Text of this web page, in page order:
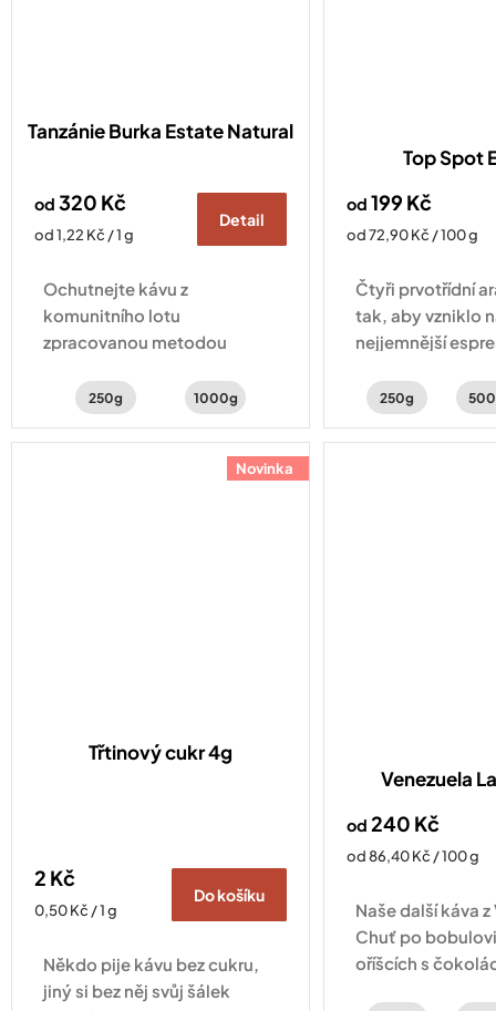
Tanzánie Burka Estate Natural
od 320 Kč
Měrná
od 1,22 Kč / 1 g
Detail
Ochutnejte kávu z
komunitního lotu
zpracovanou metodou
lesního ovoce, ibišku a
250g 1000g
Top Spot
od 199 Kč
Měrná
od 72,90 Kč / 100 g
Čtyři prvotřídní
tak, aby vzniklo
nejjemnější
a kakaové tóny.
250g
Novinka
Třtinový cukr 4g
2 Kč
Měrná
0,50 Kč / 1 g
Do košíku
Někdo pije kávu bez cukru,
jiný si bez něj svůj šálek
Venezuela
od 240 Kč
Měrná
od 86,40 Kč / 100 g
Naše další káva
Chuť po
oříšcích s